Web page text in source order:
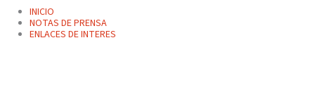
INICIO
NOTAS DE PRENSA
ENLACES DE INTERES